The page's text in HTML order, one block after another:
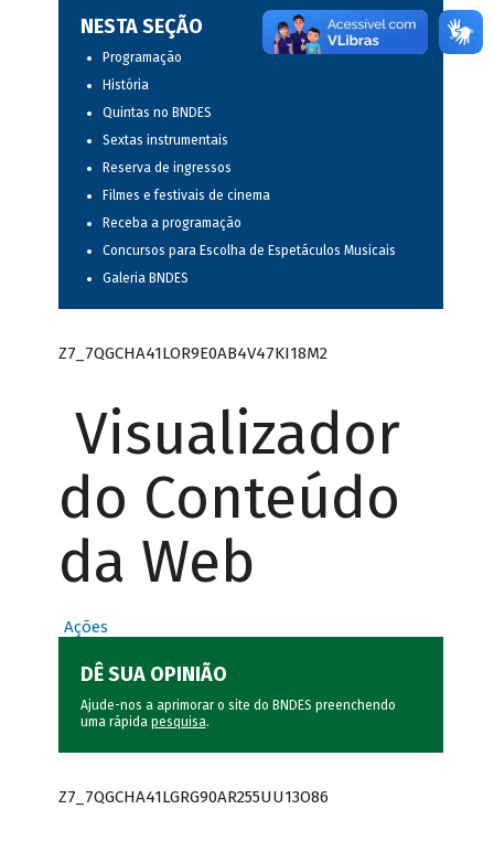
NESTA SEÇÃO
Programação
História
Quintas no BNDES
Sextas instrumentais
Reserva de ingressos
Filmes e festivais de cinema
Receba a programação
Concursos para Escolha de Espetáculos Musicais
Galeria BNDES
Z7_7QGCHA41LOR9E0AB4V47KI18M2
Visualizador
do Conteúdo
da Web
Ações
DÊ SUA OPINIÃO
Ajude-nos a aprimorar o site do BNDES preenchendo
uma rápida pesquisa.
Z7_7QGCHA41LGRG90AR255UU13O86